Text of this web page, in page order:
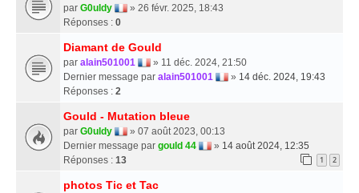
par G0uldy
» 26 févr. 2025, 18:43
Réponses : 0
Diamant de Gould
par alain501001
» 11 déc. 2024, 21:50
Dernier message par alain501001 » 14 déc. 2024, 19:43
Réponses : 2
Gould - Mutation bleue
par G0uldy
» 07 août 2023, 00:13
Dernier message par gould 44 » 14 août 2024, 12:35
Réponses : 13 1 2
photos Tic et Tac